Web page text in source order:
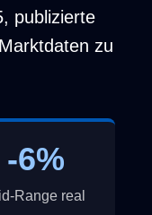
publizierte
zu
-6%
Range real